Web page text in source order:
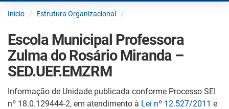
Início Estrutura Organizacional
Escola Municipal Professora
Zulma do Rosário Miranda –
SED.UEF.EMZRM
Informação de Unidade publicada conforme Processo SEI
nº 18.0.129444-2, em atendimento à Lei nº 12.527/2011 e